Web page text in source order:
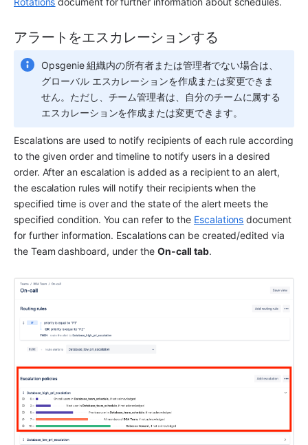
アラートをエスカレーションする
Opsgenie 組織内の所有者または管理者でない場合は、
グローバル エスカレーションを作成または変更できま
せん。ただし、チーム管理者は、自分のチームに属する
エスカレーションを作成または変更できます。
Escalations are used to notify recipients of each rule according
to the given order and timeline to notify users in a desired
order. After an escalation is added as a recipient to an alert,
the escalation rules will notify their recipients when the
specified time is over and the state of the alert meets the
specified condition. You can refer to the Escalations document
for further information. Escalations can be created/edited via
the Team dashboard, under the On-call tab.